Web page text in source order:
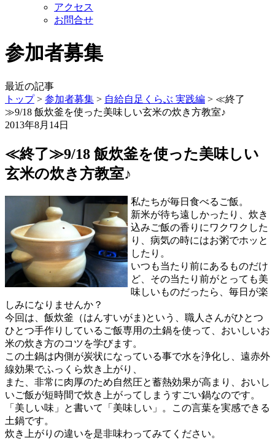
アクセス
お問合せ
参加者募集
最近の記事
トップ> 参加者募集 > 自給自足くらぶ 実践編 > ≪終了
≫9/18 飯炊釜を使った美味しい玄米の炊き方教室♪
2013年8月14日
≪終了≫9/18 飯炊釜を使った美味しい
玄米の炊き方教室♪
私たちが毎日食べるご飯。
新米が待ち遠しかったり、炊き
込みご飯の香りにワクワクした
り、病気の時にはお粥でホッと
したり。
いつも当たり前にあるものだけ
ど、その当たり前がとっても美
味しいものだったら、毎日が楽
しみになりませんか？
今回は、飯炊釜（はんすいがま)という、職人さんがひとつ
ひとつ手作りしているご飯専用の土鍋を使って、おいしいお
米の炊き方のコツを学びます。
この土鍋は内側が炭状になっている事で水を浄化し、遠赤外
線効果でふっくら炊き上がり、
また、非常に肉厚のため自然圧と蓄熱効果が高まり、おいし
いご飯が短時間で炊き上がってしまうすごい鍋なのです。
「美しい味」と書いて「美味しい」。この言葉を実感できる
土鍋です。
炊き上がりの違いを是非味わってみてください。